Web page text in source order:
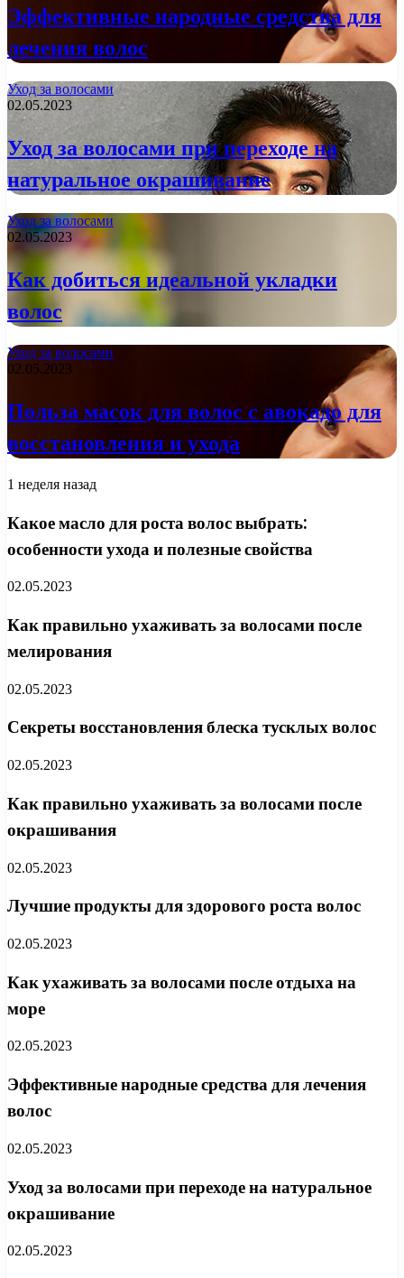
Эффективные народные средства для
лечения волос
Уход за волосами
02.05.2023
Уход за волосами при переходе на
натуральное окрашивание
Уход за волосами
02.05.2023
Как добиться идеальной укладки
волос
Уход за волосами
02.05.2023
Польза масок для волос с авокадо для
восстановления и ухода
1 неделя назад
Какое масло для роста волос выбрать:
особенности ухода и полезные свойства
02.05.2023
Как правильно ухаживать за волосами после
мелирования
02.05.2023
Секреты восстановления блеска тусклых волос
02.05.2023
Как правильно ухаживать за волосами после
окрашивания
02.05.2023
Лучшие продукты для здорового роста волос
02.05.2023
Как ухаживать за волосами после отдыха на
море
02.05.2023
Эффективные народные средства для лечения
волос
02.05.2023
Уход за волосами при переходе на натуральное
окрашивание
02.05.2023